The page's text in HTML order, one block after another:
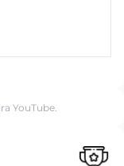
YouTube.